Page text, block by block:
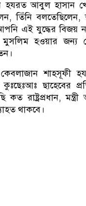
হযরত আবুল হাসান
তিঁনি
এই যুদ্ধের বিজয়
মুসলিম হওয়ার জন্য
শাহসূফী
ছাহেবের
কত রাষ্ট্রপ্রধান,
থাকবে।